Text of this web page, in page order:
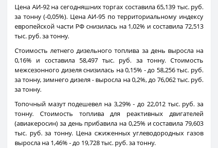
Цена АИ-92 на сегодняшних торгах составила 65,139 тыс. руб.
за тонну (-0,05%). Цена АИ-95 по территориальному индексу
европейской части РФ снизилась на 1,02% и составила 72,513
тыс. руб. за тонну.
Стоимость летнего дизельного топлива за день выросла на
0,16% и составила 58,497 тыс. руб. за тонну. Стоимость
межсезонного дизеля снизилась на 0,15% - до 58,256 тыс. руб.
за тонну, зимнего дизеля - выросла на 0,2%, до 76,062 тыс. руб.
за тонну.
Топочный мазут подешевел на 3,29% - до 22,012 тыс. руб. за
тонну. Стоимость топлива для реактивных двигателей
(авиакеросин) за день прибавила на 0,25% и составила 79,603
тыс. руб. за тонну. Цена сжиженных углеводородных газов
выросла на 1,46% - до 19,728 тыс. руб. за тонну.